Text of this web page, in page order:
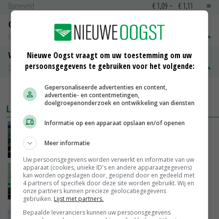
Barneveld € 1,09 ~ € 1,11
Gerst
Groningen
€ 197,00
Volle melkpoeder
Zuivel NL
€ 345,00 € 20,00
MEER MARKTPRIJZEN
LAATSTE NIEUWS
‘Cijfer jezelf niet weg en doe vooral ook waar
je gelukkig van wordt’
‘De droogte begint ver voor de grens bij
Lobith’
VANDAAG, 11:00
POAH!: John Deere 7730
Nieuwe Oogst vraagt om uw toestemming om uw
persoonsgegevens te gebruiken voor het volgende:
Gepersonaliseerde advertenties en content,
advertentie- en contentmetingen,
doelgroepenonderzoek en ontwikkeling van diensten
Informatie op een apparaat opslaan en/of openen
Meer informatie
Uw persoonsgegevens worden verwerkt en informatie van uw
apparaat (cookies, unieke ID's en andere apparaatgegevens)
kan worden opgeslagen door, geopend door en gedeeld met
4 partners of specifiek door deze site worden gebruikt. Wij en
onze partners kunnen precieze geolocatiegegevens
gebruiken. Lijst met partners.
Bepaalde leveranciers kunnen uw persoonsgegevens